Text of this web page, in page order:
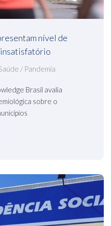
nível de
/ Pandemia
Brasil avalia
sobre o